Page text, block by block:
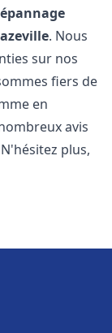
. Nous
sur nos
fiers de
en
avis
plus,